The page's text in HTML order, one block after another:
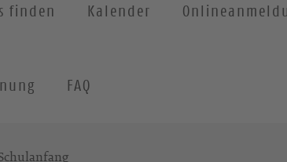
finden Kalender
FAQ